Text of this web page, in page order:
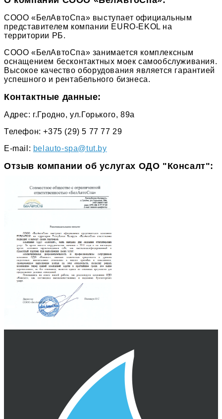
СООО «БелАвтоСпа» выступает официальным
представителем компании EURO-EKOL на
территории РБ.
СООО «БелАвтоСпа» занимается комплексным
оснащением бесконтактных моек самообслуживания.
Высокое качество оборудования является гарантией
успешного и рентабельного бизнеса.
Контактные данные:
Адрес: г.Гродно, ул.Горького, 89а
Телефон: +375 (29) 5 77 77 29
E-mail: belauto-spa@tut.by
Отзыв компании об услугах ОДО "Консалт":